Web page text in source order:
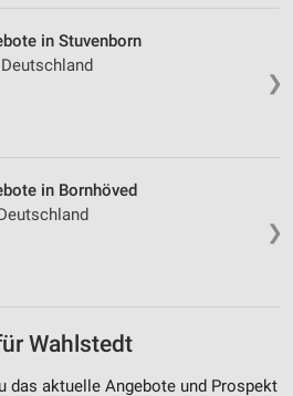
❯
in Stuvenborn
❯
in Bornhöved
Wahlstedt
das aktuelle Angebote und Prospekt